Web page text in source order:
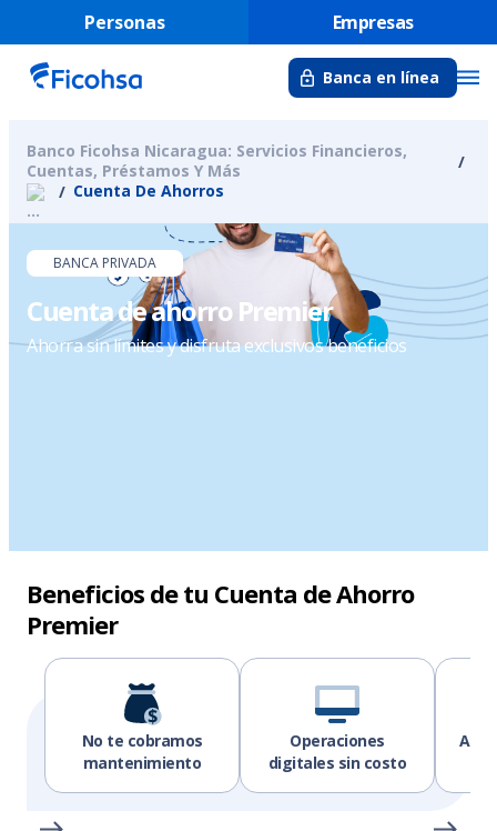
Personas Empresas
Banca en línea
Banco Ficohsa Nicaragua: Servicios Financieros,
Cuentas, Préstamos Y Más
Cuenta De Ahorros
BANCA PRIVADA
Cuenta de ahorro Premier
Ahorra sin límites y disfruta exclusivos beneficios
Beneficios de tu Cuenta de Ahorro
Premier
No te cobramos
mantenimiento
Operaciones
digitales sin costo